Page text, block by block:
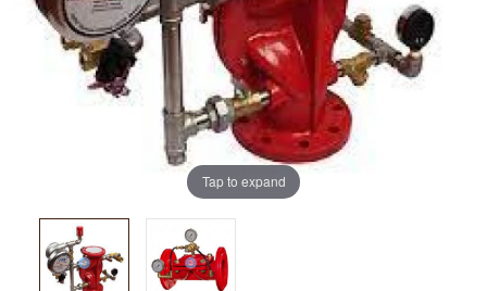
Tap to expand
ĐĂNG KÝ TƯ VẤN MIỄN PHÍ